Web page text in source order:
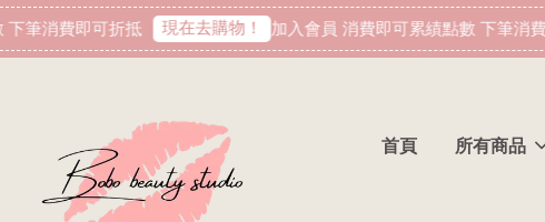
消費即可折抵 現在去購物！ 加入會員 消費即可累績點數 下筆消費即
首頁 所有商品